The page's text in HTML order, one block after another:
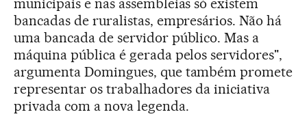
municipais e nas assembleias só existem
bancadas de ruralistas, empresários. Não há
uma bancada de servidor público. Mas a
máquina pública é gerada pelos servidores",
argumenta Domingues, que também promete
representar os trabalhadores da iniciativa
privada com a nova legenda.